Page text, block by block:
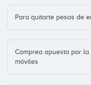
Para quitarte pesos de
Comprea apuesta por
móviles